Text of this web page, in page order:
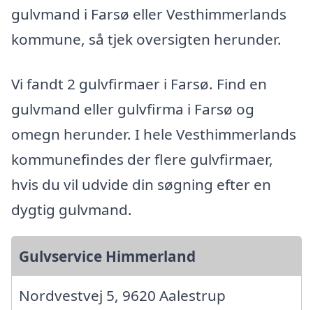
gulvmand i Farsø eller Vesthimmerlands
kommune, så tjek oversigten herunder.
Vi fandt 2 gulvfirmaer i Farsø. Find en
gulvmand eller gulvfirma i Farsø og
omegn herunder. I hele Vesthimmerlands
kommunefindes der flere gulvfirmaer,
hvis du vil udvide din søgning efter en
dygtig gulvmand.
Gulvservice Himmerland
Nordvestvej 5, 9620 Aalestrup